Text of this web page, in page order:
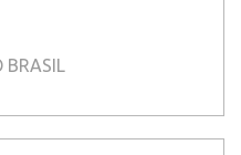
BRASIL